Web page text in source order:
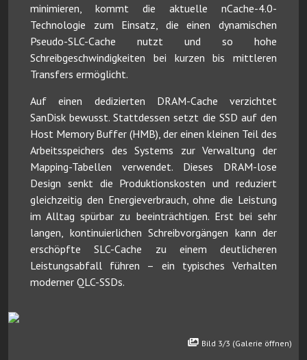
minimieren, kommt die aktuelle nCache-4.0-
Technologie zum Einsatz, die einen dynamischen
Pseudo-SLC-Cache nutzt und so hohe
Schreibgeschwindigkeiten bei kurzen bis mittleren
Transfers ermöglicht.
Auf einen dedizierten DRAM-Cache verzichtet
SanDisk bewusst. Stattdessen setzt die SSD auf den
Host Memory Buffer (HMB), der einen kleinen Teil des
Arbeitsspeichers des Systems zur Verwaltung der
Mapping-Tabellen verwendet. Dieses DRAM-lose
Design senkt die Produktionskosten und reduziert
gleichzeitig den Energieverbrauch, ohne die Leistung
im Alltag spürbar zu beeinträchtigen. Erst bei sehr
langen, kontinuierlichen Schreibvorgängen kann der
erschöpfte SLC-Cache zu einem deutlicheren
Leistungsabfall führen – ein typisches Verhalten
moderner QLC-SSDs.
Bild 3/3 (Galerie öffnen)